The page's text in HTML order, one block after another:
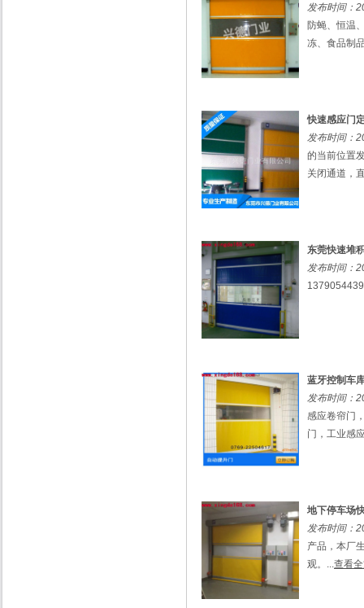
发布时间：
防蝇、恒温
冻、食品制
快速感应门
发布时间：
的当前位置
关闭通道，
东莞快速堆
发布时间：
蓝牙控制车
发布时间：
感应卷帘门
门，工业感
地下停车场
发布时间：
产品，本厂
观。...查看